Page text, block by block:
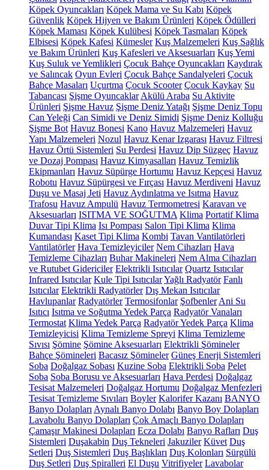
Köpek Oyuncakları Köpek Mama ve Su Kabı Köpek
Güvenlik Köpek Hijyen ve Bakım Ürünleri Köpek Ödülleri
Köpek Maması Köpek Kulübesi Köpek Tasmaları Köpek
Elbisesi Köpek Kafesi Kümesler Kuş Malzemeleri Kuş Sağlık
ve Bakım Ürünleri Kuş Kafesleri ve Aksesuarları Kuş Yemi
Kuş Suluk ve Yemlikleri Çocuk Bahçe Oyuncakları Kaydırak
ve Salıncak Oyun Evleri Çocuk Bahçe Sandalyeleri Çocuk
Bahçe Masaları Uçurtma Çocuk Scooter Çocuk Kaykay Su
Tabancası Şişme Oyuncaklar Akülü Araba Su Aktivite
Ürünleri Şişme Havuz Şişme Deniz Yatağı Şişme Deniz Topu
Can Yeleği Can Simidi ve Deniz Simidi Şişme Deniz Kolluğu
Şişme Bot Havuz Bonesi Kano Havuz Malzemeleri Havuz
Yapı Malzemeleri Nozul Havuz Kenar Izgarası Havuz Filtresi
Havuz Örtü Sistemleri Su Perdesi Havuz Dip Süzgeç Havuz
ve Dozaj Pompası Havuz Kimyasalları Havuz Temizlik
Ekipmanları Havuz Süpürge Hortumu Havuz Kepçesi Havuz
Robotu Havuz Süpürgesi ve Fırçası Havuz Merdiveni Havuz
Duşu ve Masaj Jeti Havuz Aydınlatma ve Isıtma Havuz
Trafosu Havuz Ampulü Havuz Termometresi Karavan ve
Aksesuarları ISITMA VE SOĞUTMA Klima Portatif Klima
Duvar Tipi Klima Isı Pompası Salon Tipi Klima Klima
Kumandası Kaset Tipi Klima Kombi Tavan Vantilatörleri
Vantilatörler Hava Temizleyiciler Nem Cihazları Hava
Temizleme Cihazları Buhar Makineleri Nem Alma Cihazları
ve Rutubet Gidericiler Elektrikli Isıtıcılar Quartz Isıtıcılar
Infrared Isıtıcılar Kule Tipi IsıtıcılarYağlı Radyatör Fanlı
Isıtıcılar Elektrikli Radyatörler Dış Mekan Isıtıcılar
Havlupanlar Radyatörler Termosifonlar Şofbenler Ani Su
Isıtıcı Isıtma ve Soğutma Yedek Parça Radyatör Vanaları
Termostat Klima Yedek Parça Radyatör Yedek Parça Klima
Temizleyicisi Klima Temizleme Spreyi Klima Temizleme
Sıvısı Şömine Şömine Aksesuarları Elektrikli Şömineler
Bahçe Şömineleri Bacasız Şömineler Güneş Enerji Sistemleri
Soba Doğalgaz Sobası Kuzine Soba Elektrikli Soba Pelet
Soba Soba Borusu ve Aksesuarları Hava Perdesi Doğalgaz
Tesisat Malzemeleri Doğalgaz Hortumu Doğalgaz Menfezleri
Tesisat Temizleme Sıvıları Boyler Kalorifer Kazanı BANYO
Banyo Dolapları Aynalı Banyo Dolabı Banyo Boy Dolapları
Lavabolu Banyo Dolapları Çok Amaçlı Banyo Dolapları
Çamaşır Makinesi Dolapları Ecza Dolabı Banyo Rafları Duş
Sistemleri Duşakabin Duş Tekneleri Jakuziler Küvet Duş
Setleri Duş Sistemleri Duş Başlıkları Duş Kolonları Sürgülü
Duş Setleri Duş Spiralleri El Duşu Vitrifiyeler Lavabolar